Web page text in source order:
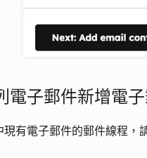
電子郵件新增電
現有電子郵件的郵件線程，